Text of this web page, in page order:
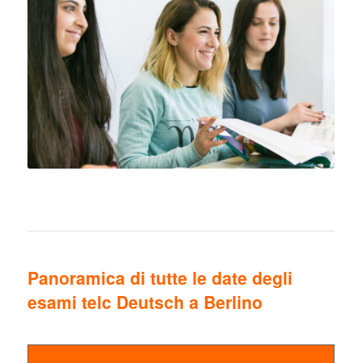
Panoramica di tutte le date degli
esami telc Deutsch a Berlino